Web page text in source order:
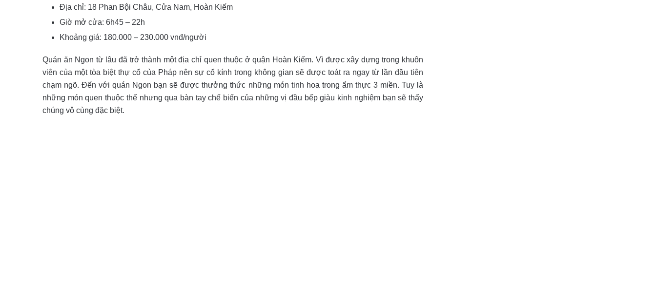
Địa chỉ: 18 Phan Bội Châu, Cửa Nam, Hoàn Kiếm
Giờ mở cửa: 6h45 – 22h
Khoảng giá: 180.000 – 230.000 vnđ/người
Quán ăn Ngon từ lâu đã trở thành một địa chỉ quen thuộc ở quận Hoàn Kiếm. Vì được xây dựng trong khuôn
viên của một tòa biệt thự cổ của Pháp nên sự cổ kính trong không gian sẽ được toát ra ngay từ lần đầu tiên
chạm ngõ. Đến với quán Ngon bạn sẽ được thưởng thức những món tinh hoa trong ẩm thực 3 miền. Tuy là
những món quen thuộc thế nhưng qua bàn tay chế biến của những vị đầu bếp giàu kinh nghiệm bạn sẽ thấy
chúng vô cùng đặc biệt.